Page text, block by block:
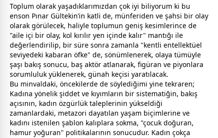
Toplum olarak yaşadıklarımızdan çok iyi biliyorum ki bu
enson Pınar Gültekin’in katli de, münferiden ve şahsi bir olay
olarak görülecek, haliyle toplumun geniş kesimlerince de
"aile içi bir olay, kol kırılır yen içinde kalır" mantığı ile
değerlendirilip, bir süre sonra zamanla "kentli entellektüel
seviyedeki kabaran öfke" de, sönümlenerek, olaya tümüyle
şaşı bakış sonucu, baş aktör atlanarak, figüran ve piyonlara
sorumluluk yüklenerek, günah keçisi yaratılacak.
Bu minvaldaki, öncekilerde de söylediğimi yine tekraren;
Kadına yönelik şiddet ve kıyımların bir sistematiğin, bakış
açısının, kadın özgürlük taleplerinin yükseldiği
zamanlardaki, metazori dayatılan yaşam biçimlerine ve
kadını istenilen şablon kalıplara sokma, "çocuk doğuran,
hamur yoğuran" politikalarının sonucudur. Kadın çokça